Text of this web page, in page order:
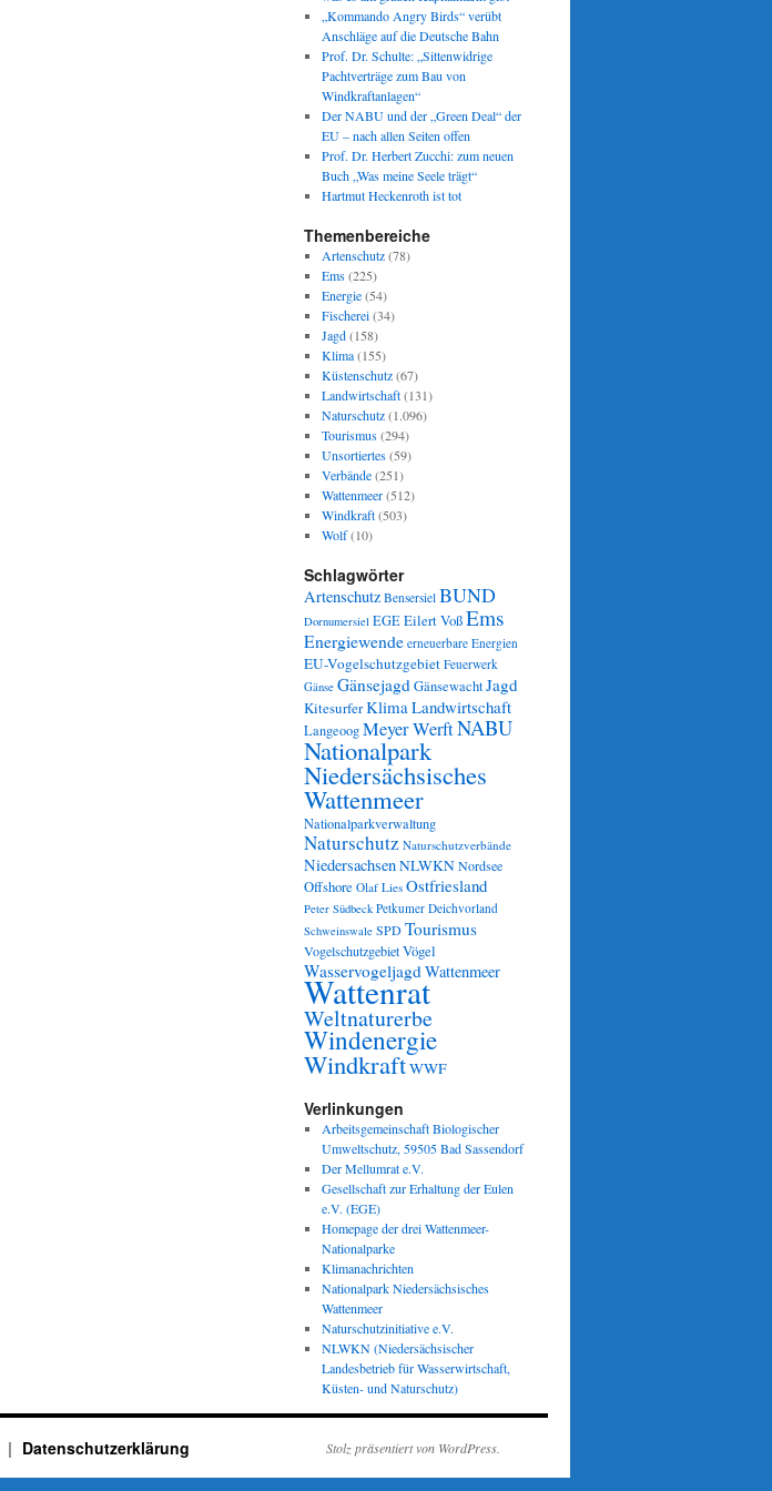
„Kommando Angry Birds“ verübt
Anschläge auf die Deutsche Bahn
Prof. Dr. Schulte: „Sittenwidrige
Pachtverträge zum Bau von
Windkraftanlagen“
Der NABU und der „Green Deal“ der
EU – nach allen Seiten offen
Prof. Dr. Herbert Zucchi: zum neuen
Buch „Was meine Seele trägt“
Hartmut Heckenroth ist tot
Themenbereiche
Artenschutz(78)
Ems(225)
Energie(54)
Fischerei(34)
Jagd(158)
Klima(155)
Küstenschutz(67)
Landwirtschaft(131)
Naturschutz(1.096)
Tourismus(294)
Unsortiertes(59)
Verbände(251)
Wattenmeer(512)
Windkraft(503)
Wolf(10)
Schlagwörter
Artenschutz Bensersiel BUND
Dornumersiel EGEEilert VoßEms
Energiewende erneuerbare Energien
EU-Vogelschutzgebiet Feuerwerk
Gänse GänsejagdGänsewachtJagd
KitesurferKlimaLandwirtschaft
LangeoogMeyer WerftNABU
Nationalpark
Niedersächsisches
Wattenmeer
Nationalparkverwaltung
Naturschutz Naturschutzverbände
NiedersachsenNLWKNNordsee
Offshore Olaf Lies Ostfriesland
Peter Südbeck Petkumer Deichvorland
Schweinswale SPDTourismus
VogelschutzgebietVögel
WasservogeljagdWattenmeer
Wattenrat
Weltnaturerbe
Windenergie
WindkraftWWF
Verlinkungen
Arbeitsgemeinschaft Biologischer
Umweltschutz, 59505 Bad Sassendorf
Der Mellumrat e.V.
Gesellschaft zur Erhaltung der Eulen
e.V. (EGE)
Homepage der drei Wattenmeer-
Nationalparke
Klimanachrichten
Nationalpark Niedersächsisches
Wattenmeer
Naturschutzinitiative e.V.
NLWKN (Niedersächsischer
Landesbetrieb für Wasserwirtschaft,
Küsten- und Naturschutz)
Datenschutzerklärung Stolz präsentiert von WordPress.